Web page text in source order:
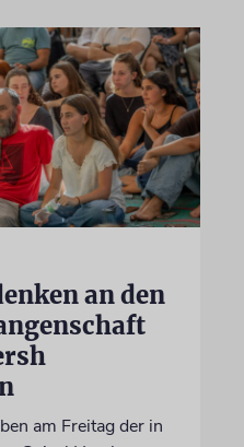
an den
am Freitag der in